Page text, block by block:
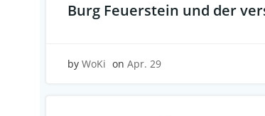
Burg Feuerstein und der
by WoKi on Apr. 29